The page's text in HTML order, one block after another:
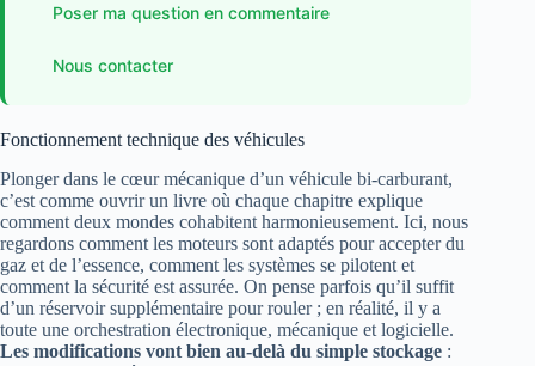
Poser ma question en commentaire
Nous contacter
Fonctionnement technique des véhicules
Plonger dans le cœur mécanique d’un véhicule bi‑carburant,
c’est comme ouvrir un livre où chaque chapitre explique
comment deux mondes cohabitent harmonieusement. Ici, nous
regardons comment les moteurs sont adaptés pour accepter du
gaz et de l’essence, comment les systèmes se pilotent et
comment la sécurité est assurée. On pense parfois qu’il suffit
d’un réservoir supplémentaire pour rouler ; en réalité, il y a
toute une orchestration électronique, mécanique et logicielle.
Les modifications vont bien au‑delà du simple stockage :